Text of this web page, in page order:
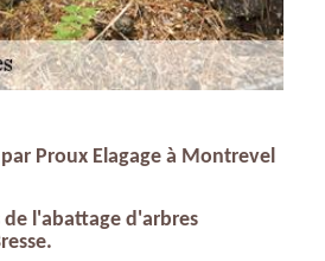
Proux Elagage à Montrevel
l'abattage d'arbres